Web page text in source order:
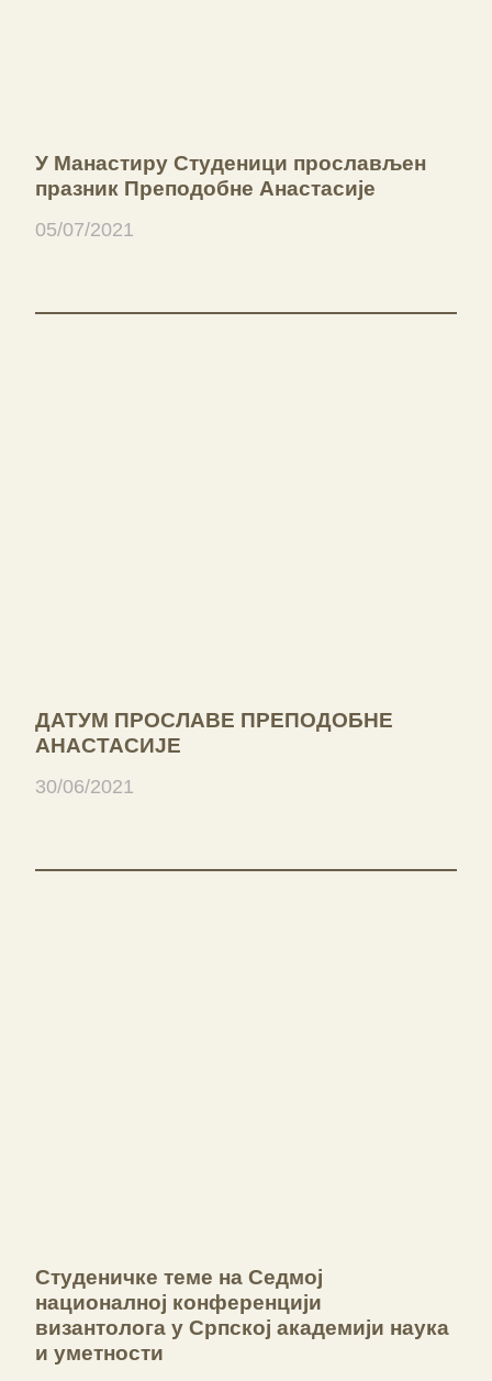
У Манастиру Студеници прослављен
празник Преподобне Анастасије
05/07/2021
ДАТУМ ПРОСЛАВЕ ПРЕПОДОБНЕ
АНАСТАСИЈЕ
30/06/2021
Студеничке теме на Седмој
националној конференцији
византолога у Српској академији наука
и уметности